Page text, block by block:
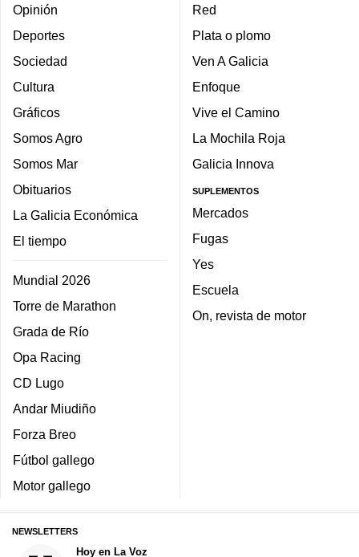
Opinión
Deportes
Sociedad
Cultura
Gráficos
Somos Agro
Somos Mar
Obituarios
La Galicia Económica
El tiempo
Mundial 2026
Torre de Marathon
Grada de Río
Opa Racing
CD Lugo
Andar Miudiño
Forza Breo
Fútbol gallego
Motor gallego
Red
Plata o plomo
Ven A Galicia
Enfoque
Vive el Camino
La Mochila Roja
Galicia Innova
SUPLEMENTOS
Mercados
Fugas
Yes
Escuela
On, revista de motor
NEWSLETTERS
Hoy en La Voz